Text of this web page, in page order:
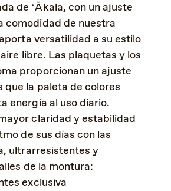
de ʻĀkala, con un ajuste
comodidad de nuestra
versatilidad a su estilo
libre. Las plaquetas y los
proporcionan un ajuste
que la paleta de colores
energía al uso diario.
claridad y estabilidad
de sus días con las
ultrarresistentes y
de la montura:
exclusiva